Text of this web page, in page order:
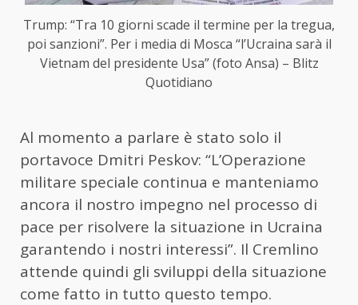
Trump: “Tra 10 giorni scade il termine per la tregua,
poi sanzioni”. Per i media di Mosca “l’Ucraina sarà il
Vietnam del presidente Usa” (foto Ansa) – Blitz
Quotidiano
Al momento a parlare è stato solo il
portavoce Dmitri Peskov: “L’Operazione
militare speciale continua e manteniamo
ancora il nostro impegno nel processo di
pace per risolvere la situazione in Ucraina
garantendo i nostri interessi”. Il Cremlino
attende quindi gli sviluppi della situazione
come fatto in tutto questo tempo.